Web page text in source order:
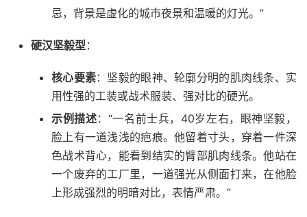
忌，背景是虚化的城市夜景和温暖的灯光。”
硬汉坚毅型：
核心要素：坚毅的眼神、轮廓分明的肌肉线条、实
用性强的工装或战术服装、强对比的硬光。
示例描述：“一名前士兵，40岁左右，眼神坚毅，
脸上有一道浅浅的疤痕。他留着寸头，穿着一件深
色战术背心，能看到结实的臂部肌肉线条。他站在
一个废弃的工厂里，一道强光从侧面打来，在他脸
上形成强烈的明暗对比，表情严肃。”